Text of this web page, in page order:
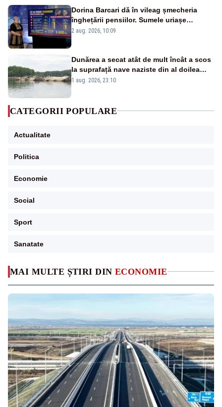
MAI MULTE ȘTIRI DIN ECONOMIE
Dorina Barcari dă în vileag șmecheria
înghețării pensiilor. Sumele uriașe
pierdute de fiecare român
2 aug. 2026, 10:09
Dunărea a secat atât de mult încât a scos
la suprafață nave naziste din al doilea
război mondial
1 aug. 2026, 23:10
CATEGORII POPULARE
Actualitate
Politica
Economie
Social
Sport
Sanatate